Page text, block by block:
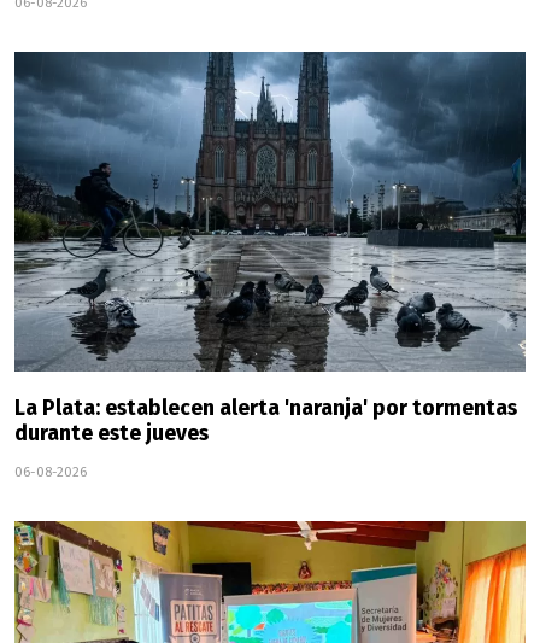
06-08-2026
La Plata: establecen alerta 'naranja' por tormentas
durante este jueves
06-08-2026